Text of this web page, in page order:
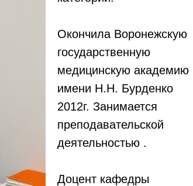
Окончила Воронежскую
государственную
медицинскую академию
имени Н.Н. Бурденко
2012г. Занимается
преподавательской
деятельностью .
Доцент кафедры